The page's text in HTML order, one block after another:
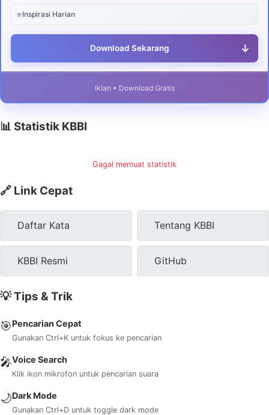
⭐Inspirasi Harian
Download Sekarang ↓
Iklan • Download Gratis
📊 Statistik KBBI
Gagal memuat statistik
🔗 Link Cepat
Daftar Kata Tentang KBBI
KBBI Resmi GitHub
💡 Tips & Trik
🎯Pencarian Cepat
Gunakan Ctrl+K untuk fokus ke pencarian
🎤Voice Search
Klik ikon mikrofon untuk pencarian suara
🌙Dark Mode
Gunakan Ctrl+D untuk toggle dark mode